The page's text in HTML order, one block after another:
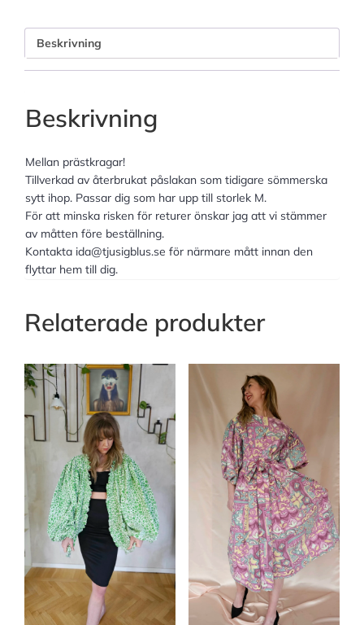
Beskrivning
Beskrivning
Mellan prästkragar!
Tillverkad av återbrukat påslakan som tidigare sömmerska
sytt ihop. Passar dig som har upp till storlek M.
För att minska risken för returer önskar jag att vi stämmer
av måtten före beställning.
Kontakta ida@tjusigblus.se för närmare mått innan den
flyttar hem till dig.
Relaterade produkter